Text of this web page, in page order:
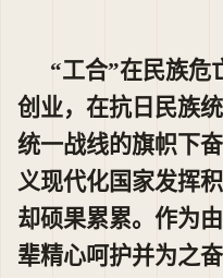
“工合”在民族危
创业，在抗日民族
统一战线的旗帜下
义现代化国家发挥
却硕果累累。作为
辈精心呵护并为之